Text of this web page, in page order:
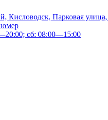
Кисловодск, Парковая
сб: 08:00—15:00